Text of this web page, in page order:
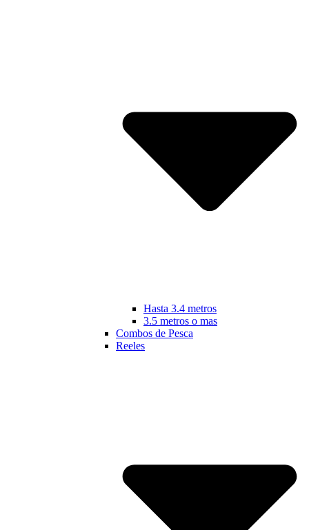
Hasta 3.4 metros
3.5 metros o mas
Combos de Pesca
Reeles